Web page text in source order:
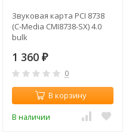
Звуковая карта PCI 8738
(C-Media CMI8738-SX) 4.0
bulk
1 360 ₽
0
В корзину
В наличии